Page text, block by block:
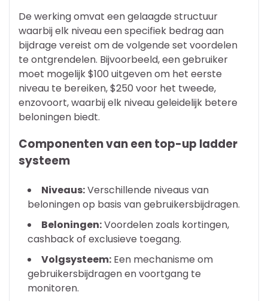
De werking omvat een gelaagde structuur
waarbij elk niveau een specifiek bedrag aan
bijdrage vereist om de volgende set voordelen
te ontgrendelen. Bijvoorbeeld, een gebruiker
moet mogelijk $100 uitgeven om het eerste
niveau te bereiken, $250 voor het tweede,
enzovoort, waarbij elk niveau geleidelijk betere
beloningen biedt.
Componenten van een top-up ladder
systeem
Niveaus:Verschillende niveaus van
beloningen op basis van gebruikersbijdragen.
Beloningen:Voordelen zoals kortingen,
cashback of exclusieve toegang.
Volgsysteem: Een mechanisme om
gebruikersbijdragen en voortgang te
monitoren.